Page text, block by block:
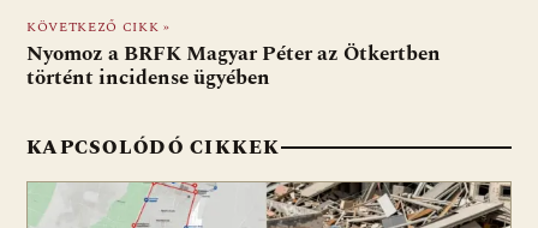
o
k
p
p
KÖVETKEZŐ CIKK »
Nyomoz a BRFK Magyar Péter az Ötkertben
történt incidense ügyében
KAPCSOLÓDÓ CIKKEK